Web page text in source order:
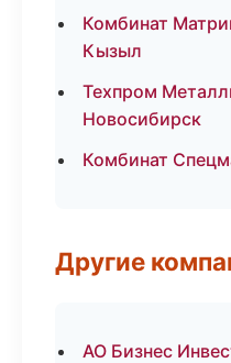
Комбинат
Кызыл
Техпром
Новосибирск
Комбинат
Другие
АО Бизнес